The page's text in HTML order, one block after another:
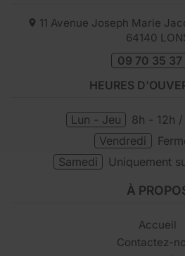
11 Avenue Joseph Marie
64140
09 70 35 37
HEURES
Lun - Jeu
8h - 12h
Vendredi
Samedi
Uniquement
À
Accueil
Contactez-